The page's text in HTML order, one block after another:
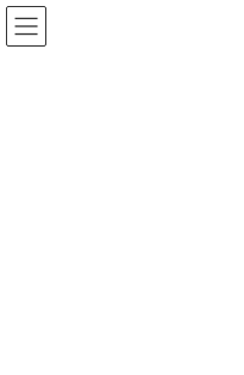
Skip
to
the
Skip
to
the